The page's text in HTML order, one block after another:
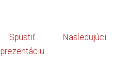
Spustiť
prezentáciu
Nasledujúci